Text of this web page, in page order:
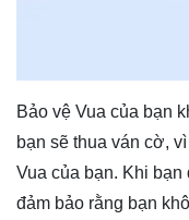
Bảo vệ Vua của bạn
bạn sẽ thua ván cờ,
Vua của bạn. Khi
đảm bảo rằng bạn